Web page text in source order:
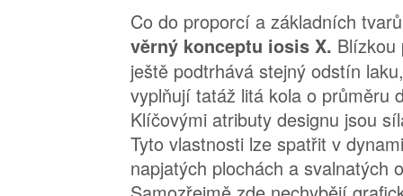
Co do proporcí a základních
věrný konceptu iosis X. Blízkou
ještě podtrhává stejný odstín
vyplňují tatáž litá kola o průměru
Klíčovými atributy designu jsou
Tyto vlastnosti lze spatřit v
napjatých plochách a svalnatých